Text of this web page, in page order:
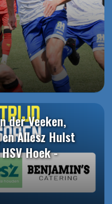
der Veeken,
Allesz Hulst
Hoek -